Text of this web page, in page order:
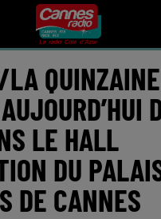
LE HALL
DU
DE CANNES